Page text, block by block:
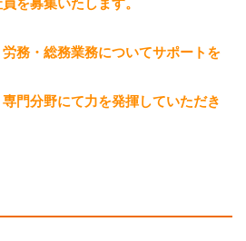
務・総務業務についてサポートを
門分野にて力を発揮していただき